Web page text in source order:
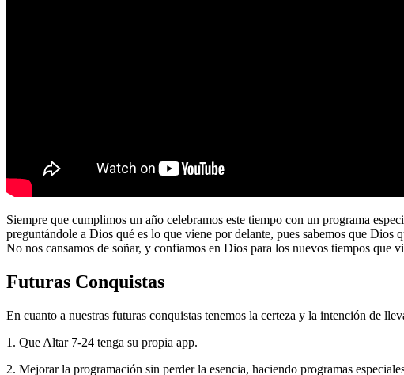
Siempre que cumplimos un año celebramos este tiempo con un programa
preguntándole a Dios qué es lo que viene por delante, pues sabemos que
No nos cansamos de soñar, y confiamos en Dios para los nuevos tiempos que
Futuras Conquistas
En cuanto a nuestras futuras conquistas tenemos la certeza y la intención de
1. Que Altar 7-24 tenga su propia app.
2. Mejorar la programación sin perder la esencia, haciendo programas